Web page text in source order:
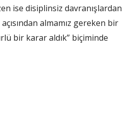
ise disiplinsiz davranışlardan
almamız gereken bir
bir karar aldık” biçiminde